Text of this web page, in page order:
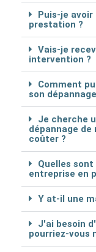
Puis-je
prestation ?
Vais-je
intervention ?
Comment
son
Je cherche
dépannage de
coûter ?
Quelles
entreprise en
Y at-il une
J'ai besoin
pourriez-vous